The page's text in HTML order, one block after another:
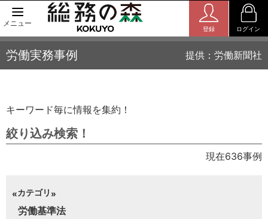
メニュー
登録 ログイン
労働実務事例 提供：労働新聞社
キーワード毎に情報を集約！
絞り込み検索！
現在636事例
カテゴリ
労働基準法